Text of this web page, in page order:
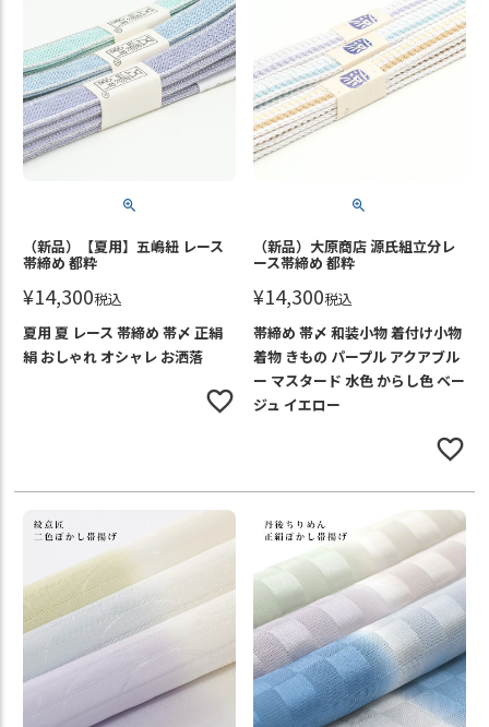
（新品）【夏用】五嶋紐 レース
帯締め 都粋
¥14,300税込
夏用 夏 レース 帯締め 帯〆 正絹
絹 おしゃれ オシャレ お洒落
（新品）大原商店 源氏組立分レ
ース帯締め 都粋
¥14,300税込
帯締め 帯〆 和装小物 着付け小物
着物 きもの パープル アクアブル
ー マスタード 水色 からし色 ベー
ジュ イエロー